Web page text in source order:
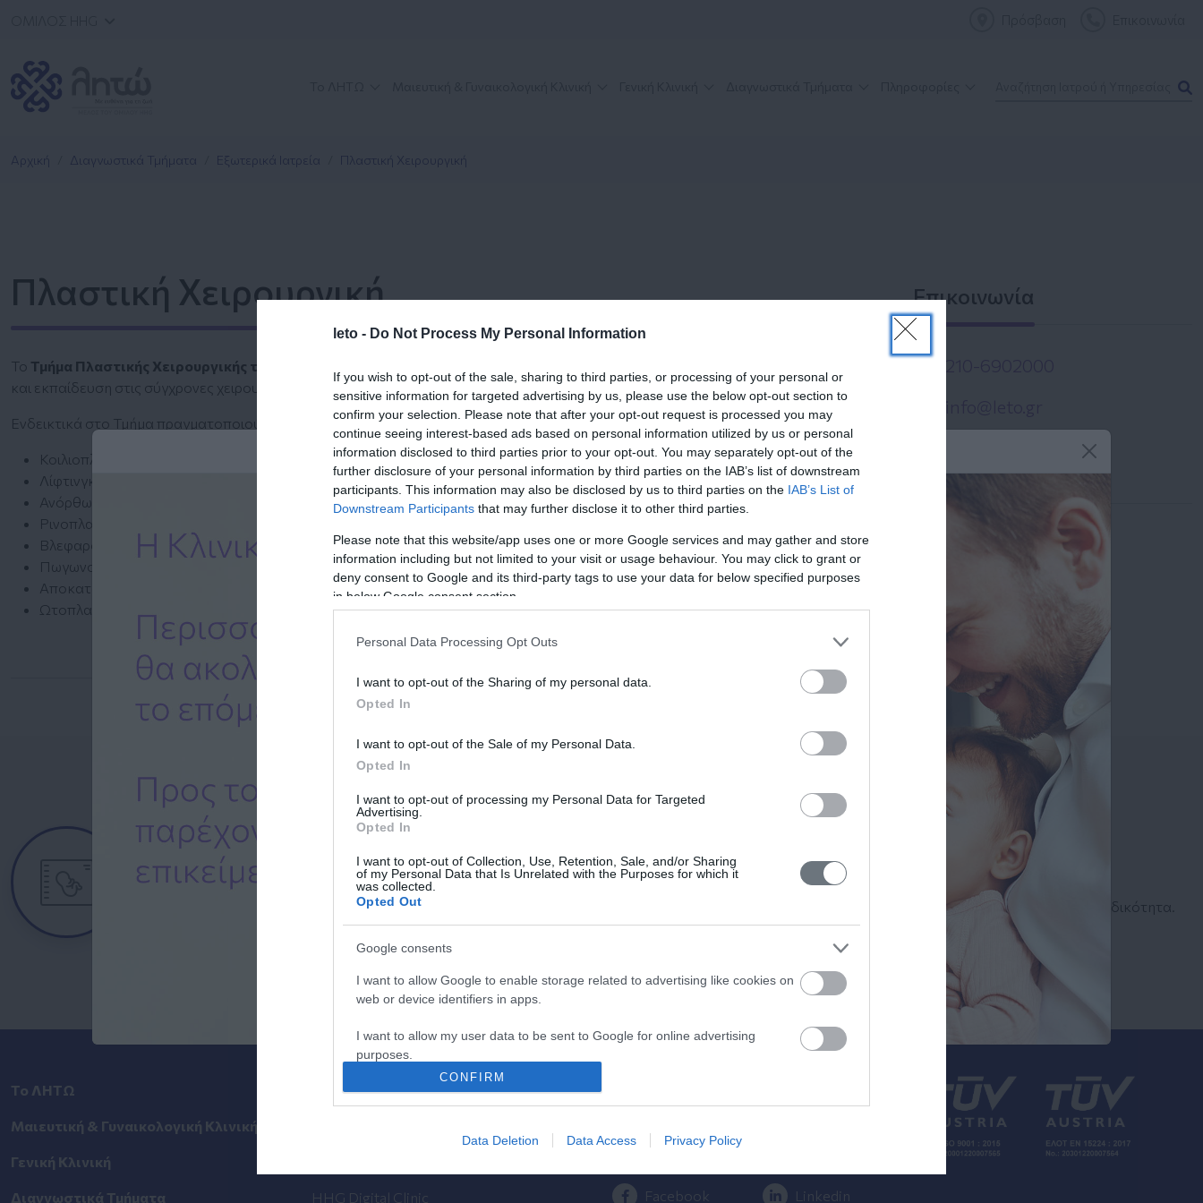
leto - Do Not Process My Personal Information
If you wish to opt-out of the sale, sharing to third parties, or processing of your personal or
sensitive information for targeted advertising by us, please use the below opt-out section to
confirm your selection. Please note that after your opt-out request is processed you may
continue seeing interest-based ads based on personal information utilized by us or personal
information disclosed to third parties prior to your opt-out. You may separately opt-out of the
further disclosure of your personal information by third parties on the IAB’s list of downstream
participants. This information may also be disclosed by us to third parties on the IAB’s List of
Downstream Participants that may further disclose it to other third parties.
Please note that this website/app uses one or more Google services and may gather and store
information including but not limited to your visit or usage behaviour. You may click to grant or
deny consent to Google and its third-party tags to use your data for below specified purposes
in below Google consent section.
Personal Data Processing Opt Outs
I want to opt-out of the Sharing of my personal data.
Opted In
I want to opt-out of the Sale of my Personal Data.
Opted In
I want to opt-out of processing my Personal Data for Targeted
Advertising.
Opted In
I want to opt-out of Collection, Use, Retention, Sale, and/or Sharing
of my Personal Data that Is Unrelated with the Purposes for which it
was collected.
Opted Out
Google consents
I want to allow Google to enable storage related to advertising like cookies on
web or device identifiers in apps.
I want to allow my user data to be sent to Google for online advertising
purposes.
I want to allow Google to send me personalized advertising.
I want to allow Google to enable storage related to analytics like cookies on
I want to allow Google to enable storage related to functionality of the website
CONFIRM
Data Deletion Data Access Privacy Policy
Αρχική Διαγνωστικά Τμήματα Εξωτερικά Ιατρεία Πλαστική Χειρουργική
Πλαστική Χειρουργική
Το Τμήμα Πλαστικής Χειρουργικής του ΛΗΤΩ
και εκπαίδευση στις σύγχρονες χειρουργικές μεθόδους.
Ενδεικτικά στο Τμήμα πραγματοποιούνται:
Κοιλιοπλαστική
Λίφτινγκ Προσώπου
Ανόρθωση - Μειωτική - Αυξητική Μαστών
Ρινοπλαστική
Βλεφαροπλαστική
Πωγωνοπλαστική
Αποκατάσταση μαστού μετά από μαστεκτομή
Ωτοπλαστική
Επικοινωνία
Ιατροί
Αναζήτηση Ιατρών
Ημερολόγιο
Εγκυμοσύνης
Δείτε τι συμβαίνει στο σώμα και στο
Κύησης
Αναζήτηση
Ιατρού
Αναζητήστε με όνομα ή ειδικότητα.
Το ΛΗΤΩ
Μαιευτική & Γυναικολογική Κλινική
Γενική Κλινική
Διαγνωστικά Τμήματα
Τιμοκατάλογος
HHG Digital Clinic
Επικοινωνήστε μαζί μας
210 6902000
Facebook Linkedin